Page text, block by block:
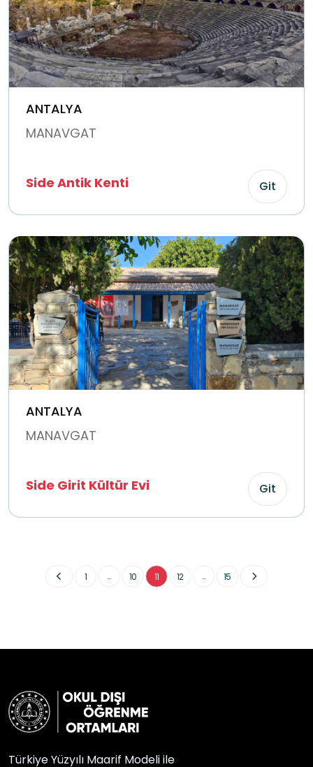
ANTALYA
MANAVGAT
Side Antik Kenti Git
ANTALYA
MANAVGAT
Side Girit Kültür Evi Git
1 ... 10 11 12 ... 15
Türkiye Yüzyılı Maarif Modeli ile